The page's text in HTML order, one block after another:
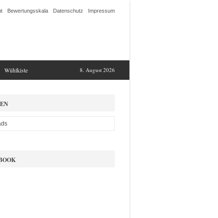
Bewertungsskala Datenschutz Impressum
8. August 2026
Wühlkiste